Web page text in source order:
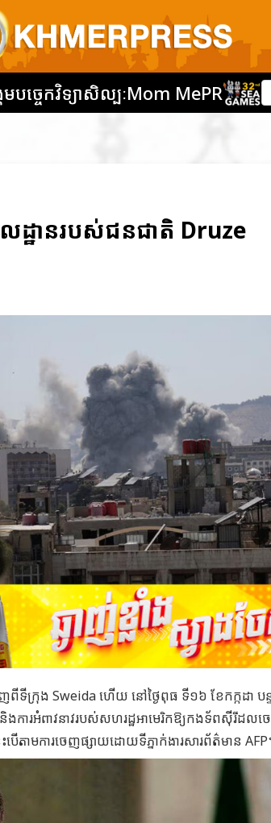
មបច្ចេកវិទ្យាសិល្បៈMom MePR
ឋានរបស់ជនជាតិ Druze
ពីទីក្រុង Sweida ហើយ នៅថ្ងៃពុធ ទី១៦ ខែកក្កដា បន្
និងការអំពាវនាវរបស់សហរដ្ឋអាមេរិកឱ្យកងទ័ពស៊ីរីដល
តាមការចេញផ្សាយដោយទីភ្នាក់ងារសារព័ត៌មាន